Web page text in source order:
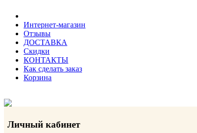
Интернет-магазин
Отзывы
ДОСТАВКА
Скидки
КОНТАКТЫ
Как сделать заказ
Корзина
Личный кабинет